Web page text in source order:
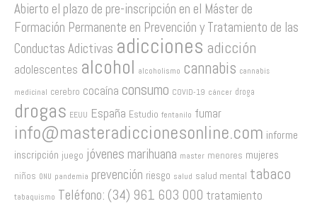
Abierto el plazo de pre-inscripción en el Máster de
Formación Permanente en Prevención y Tratamiento de las
Conductas Adictivas adicciones adicción
adolescentes alcohol alcoholismo cannabis cannabis
medicinal cerebro cocaína consumo COVID-19 cáncer droga
drogas EEUU España Estudio fentanilo fumar
info@masteradiccionesonline.com informe
inscripción juego jóvenes marihuana master menores mujeres
niños ONU pandemia prevención riesgo salud salud mental tabaco
tabaquismo Teléfono: (34) 961 603 000 tratamiento